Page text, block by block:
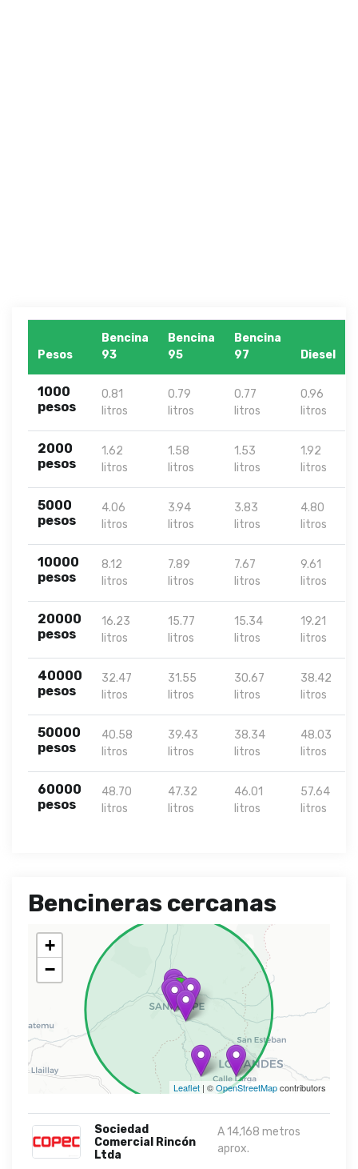
Pesos
Bencina
93
Bencina
95
Bencina
97
Diesel
1000
pesos
0.81
litros
0.79
litros
0.77
litros
0.96
litros
2000
pesos
1.62
litros
1.58
litros
1.53
litros
1.92
litros
5000
pesos
4.06
litros
3.94
litros
3.83
litros
4.80
litros
10000
pesos
8.12
litros
7.89
litros
7.67
litros
9.61
litros
20000
pesos
16.23
litros
15.77
litros
15.34
litros
19.21
litros
40000
pesos
32.47
litros
31.55
litros
30.67
litros
38.42
litros
50000
pesos
40.58
litros
39.43
litros
38.34
litros
48.03
litros
60000
pesos
48.70
litros
47.32
litros
46.01
litros
57.64
litros
Bencineras cercanas
+
−
Leaflet | ©OpenStreetMapcontributors
Sociedad
Comercial Rincón
Ltda
A 14,168 metros
aprox.